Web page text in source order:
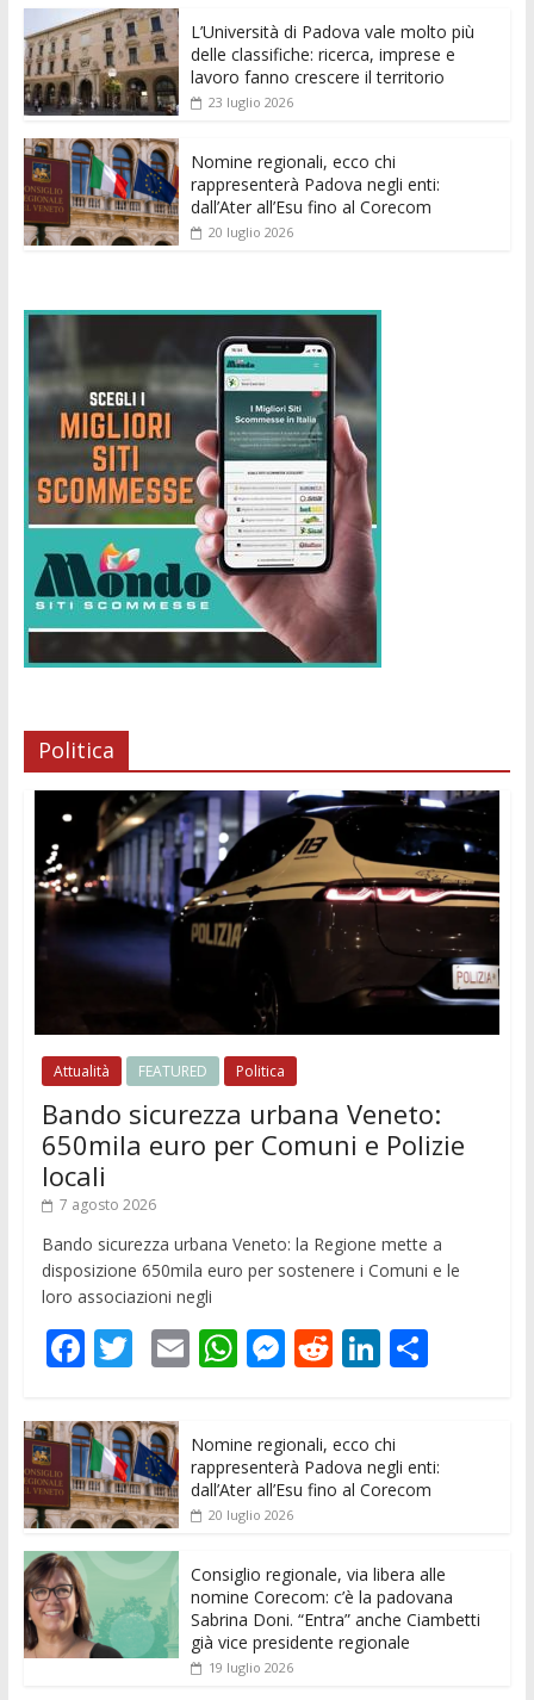
k p er
L’Università di Padova vale molto più
delle classifiche: ricerca, imprese e
lavoro fanno crescere il territorio
23 luglio 2026
Nomine regionali, ecco chi
rappresenterà Padova negli enti:
dall’Ater all’Esu fino al Corecom
20 luglio 2026
Politica
Attualità FEATURED Politica
Bando sicurezza urbana Veneto:
650mila euro per Comuni e Polizie
locali
7 agosto 2026
Bando sicurezza urbana Veneto: la Regione mette a
disposizione 650mila euro per sostenere i Comuni e le
loro associazioni negli
F
e
b
o
o
k
T
itt
er
E
l
W
s
A
p
p
M
ss
e
n
er
R
di
t
Li
k
e
dI
C
di
vi
Nomine regionali, ecco chi
rappresenterà Padova negli enti:
dall’Ater all’Esu fino al Corecom
20 luglio 2026
Consiglio regionale, via libera alle
nomine Corecom: c’è la padovana
Sabrina Doni. “Entra” anche Ciambetti
già vice presidente regionale
19 luglio 2026